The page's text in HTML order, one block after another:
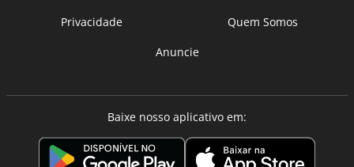
Privacidade
Quem Somos
Anuncie
Baixe nosso aplicativo em: